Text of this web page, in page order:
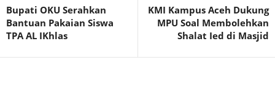
Bupati OKU Serahkan
Bantuan Pakaian Siswa
TPA AL IKhlas
KMI Kampus Aceh Dukung
MPU Soal Membolehkan
Shalat Ied di Masjid